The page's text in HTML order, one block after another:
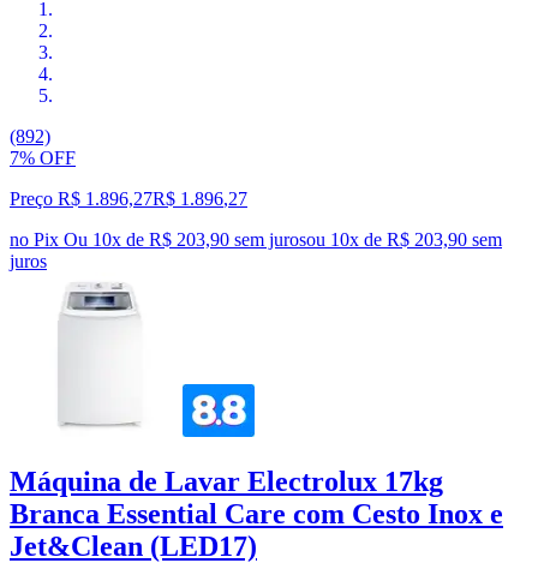
(892)
7% OFF
Preço R$ 1.896,27R$ 1.896,27
no Pix Ou 10x de R$ 203,90 sem jurosou 10x de R$ 203,90 sem
juros
Máquina de Lavar Electrolux 17kg
Branca Essential Care com Cesto Inox e
Jet&Clean (LED17)